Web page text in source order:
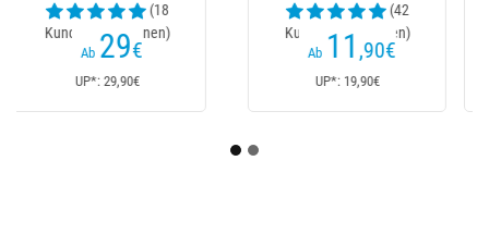
(59
Kundenrezensionen)
Ab 21,60 €
UP*: 40€
(45
Kundenrezensionen)
23,10 €
UP*: 40€